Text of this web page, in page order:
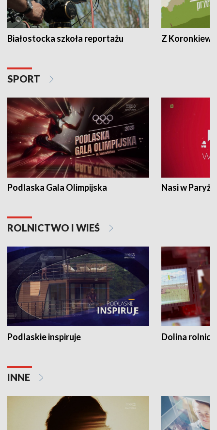
Białostocka szkoła reportażu Z
SPORT
Podlaska Gala Olimpijska Nasi w Paryżu
ROLNICTWO I WIEŚ
Podlaskie inspiruje Dolina
INNE